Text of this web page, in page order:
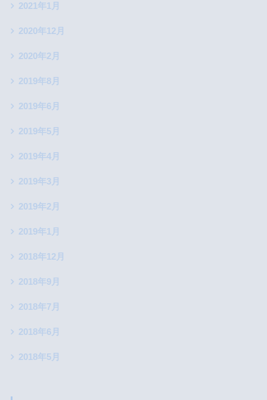
2021年1月
2020年12月
2020年2月
2019年8月
2019年6月
2019年5月
2019年4月
2019年3月
2019年2月
2019年1月
2018年12月
2018年9月
2018年7月
2018年6月
2018年5月